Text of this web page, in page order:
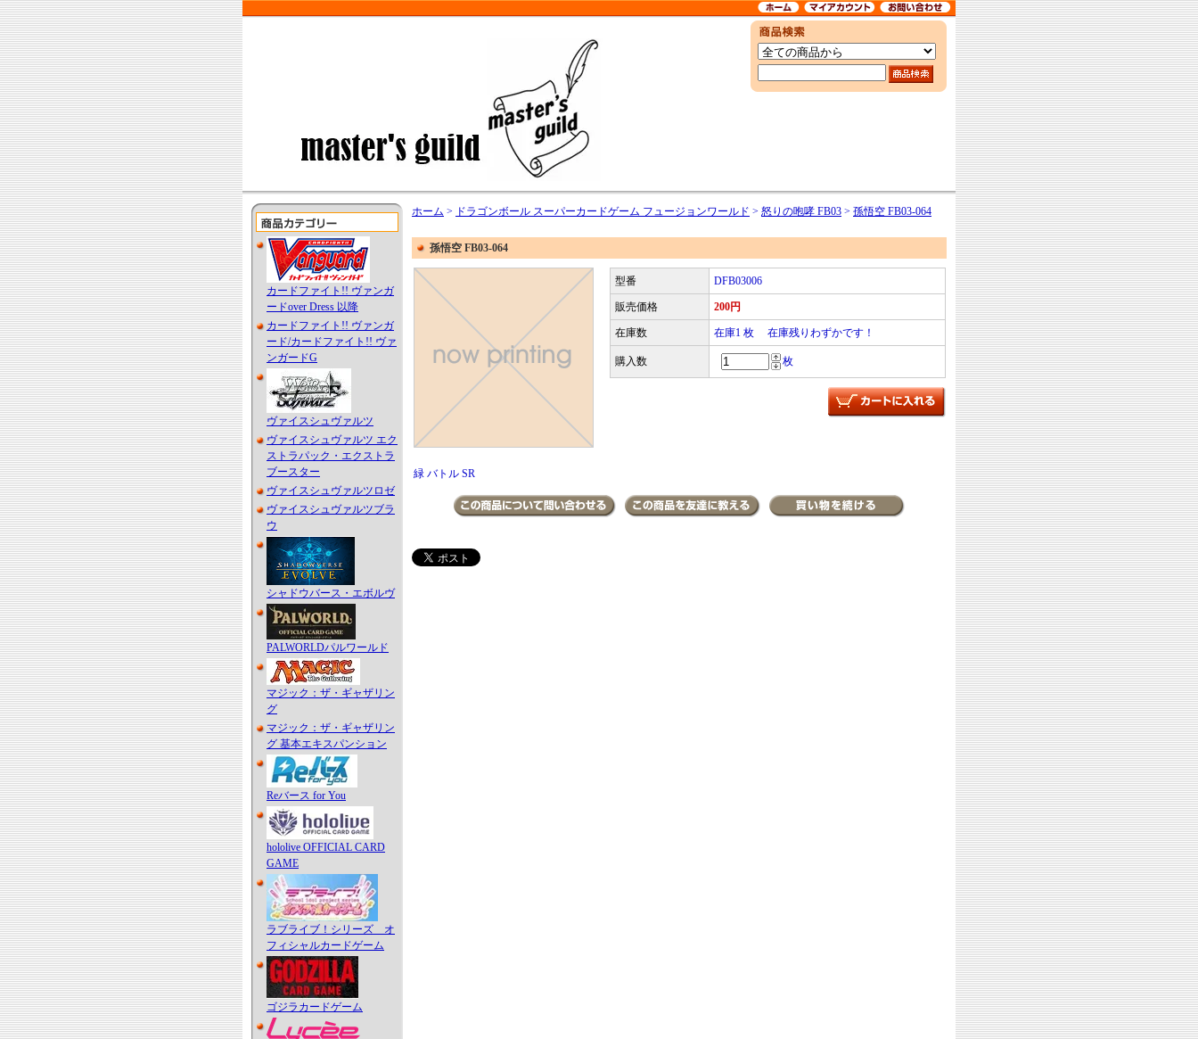
カードファイト!! ヴァンガ
ードover Dress 以降
カードファイト!! ヴァンガ
ード/カードファイト!! ヴァ
ンガードG
ヴァイスシュヴァルツ
ヴァイスシュヴァルツ エク
ストラパック・エクストラ
ブースター
ヴァイスシュヴァルツロゼ
ヴァイスシュヴァルツブラ
ウ
シャドウバース・エボルヴ
PALWORLDパルワールド
マジック：ザ・ギャザリン
グ
マジック：ザ・ギャザリン
グ 基本エキスパンション
Reバース for You
hololive OFFICIAL CARD
GAME
ラブライブ！シリーズ オ
フィシャルカードゲーム
ゴジラカードゲーム
ホーム > ドラゴンボール スーパーカードゲーム フュージョンワールド > 怒りの咆哮 FB03 > 孫悟空 FB03-064
孫悟空 FB03-064
型番 DFB03006
販売価格 200円
在庫数 在庫1 枚 在庫残りわずかです！
購入数 枚
緑 バトル SR